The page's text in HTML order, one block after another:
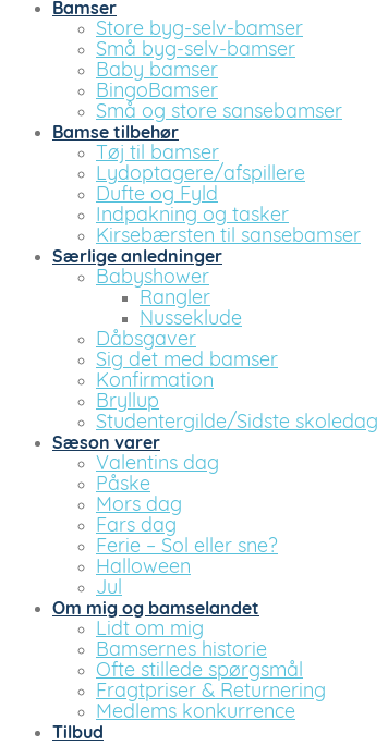
Bamser
Store byg-selv-bamser
Små byg-selv-bamser
Baby bamser
BingoBamser
Små og store sansebamser
Bamse tilbehør
Tøj til bamser
Lydoptagere/afspillere
Dufte og Fyld
Indpakning og tasker
Kirsebærsten til sansebamser
Særlige anledninger
Babyshower
Rangler
Nusseklude
Dåbsgaver
Sig det med bamser
Konfirmation
Bryllup
Studentergilde/Sidste skoledag
Sæson varer
Valentins dag
Påske
Mors dag
Fars dag
Ferie – Sol eller sne?
Halloween
Jul
Om mig og bamselandet
Lidt om mig
Bamsernes historie
Ofte stillede spørgsmål
Fragtpriser & Returnering
Medlems konkurrence
Tilbud